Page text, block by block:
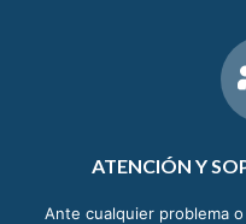
ATENCIÓN Y
Ante cualquier problema